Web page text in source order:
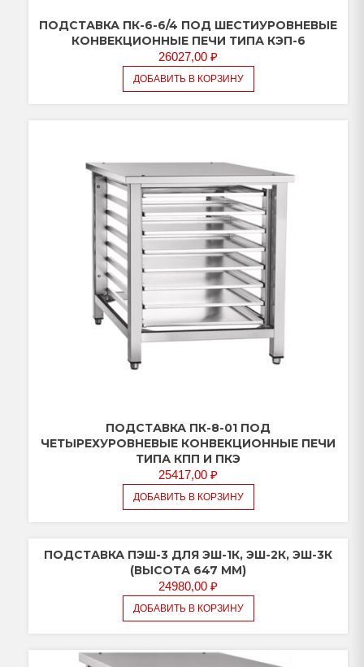
ПОДСТАВКА ПК-6-6/4 ПОД ШЕСТИУРОВНЕВЫЕ
КОНВЕКЦИОННЫЕ ПЕЧИ ТИПА КЭП-6
26027,00 ₽
ДОБАВИТЬ В КОРЗИНУ
ПОДСТАВКА ПК-8-01 ПОД
ЧЕТЫРЕХУРОВНЕВЫЕ КОНВЕКЦИОННЫЕ ПЕЧИ
ТИПА КПП И ПКЭ
25417,00 ₽
ДОБАВИТЬ В КОРЗИНУ
ПОДСТАВКА ПЭШ-3 ДЛЯ ЭШ-1К, ЭШ-2К, ЭШ-3К
(ВЫСОТА 647 ММ)
24980,00 ₽
ДОБАВИТЬ В КОРЗИНУ